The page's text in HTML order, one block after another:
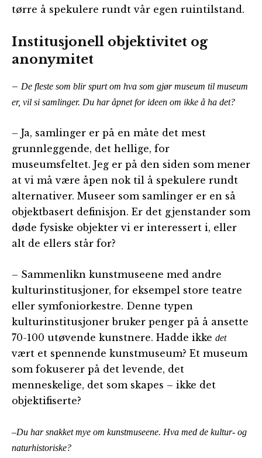
tørre å spekulere rundt vår egen ruintilstand.
Institusjonell objektivitet og
anonymitet
– De fleste som blir spurt om hva som gjør museum til museum
er, vil si samlinger. Du har åpnet for ideen om ikke å ha det?
– Ja, samlinger er på en måte det mest
grunnleggende, det hellige, for
museumsfeltet. Jeg er på den siden som mener
at vi må være åpen nok til å spekulere rundt
alternativer. Museer som samlinger er en så
objektbasert definisjon. Er det gjenstander som
døde fysiske objekter vi er interessert i, eller
alt de ellers står for?
– Sammenlikn kunstmuseene med andre
kulturinstitusjoner, for eksempel store teatre
eller symfoniorkestre. Denne typen
kulturinstitusjoner bruker penger på å ansette
70-100 utøvende kunstnere. Hadde ikke det
vært et spennende kunstmuseum? Et museum
som fokuserer på det levende, det
menneskelige, det som skapes – ikke det
objektifiserte?
–Du har snakket mye om kunstmuseene. Hva med de kultur- og
naturhistoriske?